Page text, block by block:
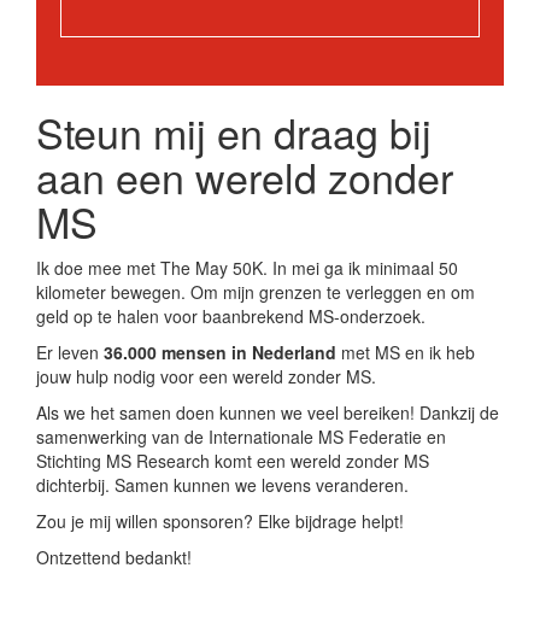
Steun mij en draag bij
aan een wereld zonder
MS
Ik doe mee met The May 50K. In mei ga ik minimaal 50
kilometer bewegen. Om mijn grenzen te verleggen en om
geld op te halen voor baanbrekend MS-onderzoek.
Er leven 36.000 mensen in Nederland met MS en ik heb
jouw hulp nodig voor een wereld zonder MS.
Als we het samen doen kunnen we veel bereiken! Dankzij de
samenwerking van de Internationale MS Federatie en
Stichting MS Research komt een wereld zonder MS
dichterbij. Samen kunnen we levens veranderen.
Zou je mij willen sponsoren? Elke bijdrage helpt!
Ontzettend bedankt!